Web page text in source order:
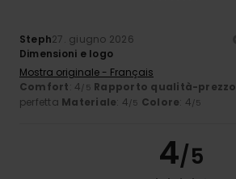
Steph27. giugno 2026
Dimensioni e logo
Mostra originale - Français
Comfort: 4 /5 Rapporto qualità-prezzo
perfetta Materiale: 4 /5 Colore: 4 /5
4/5